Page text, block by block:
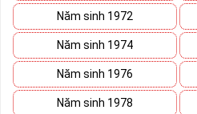
TK159
Giá cước:159.000 đồng
Thời hạn sử dụng 30 ngày
Năm sinh 1972
Năm sinh 1974
Năm sinh 1976
Năm sinh 1978